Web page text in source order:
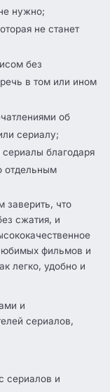
нужно;
не станет
без
в том или ином
об
сериалу;
благодаря
отдельным
заверить, что
сжатия, и
фильмов и
легко, удобно и
и
сериалов,
сериалов и